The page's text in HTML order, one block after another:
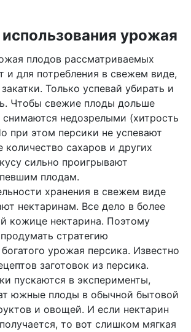
урожая
плодов рассматриваемых
и для потребления в свежем виде,
Только успевай убирать и
Чтобы свежие плоды дольше
снимаются недозрелыми (хитрость
при этом персики не успевают
количество сахаров и других
сильно проигрывают
плодам.
хранения в свежем виде
нектаринам. Все дело в более
кожице нектарина. Поэтому
стратегию
урожая персика. Известно
заготовок из персика.
пускаются в эксперименты,
южные плоды в обычной бытовой
и овощей. И если нектарин
то вот слишком мягкая